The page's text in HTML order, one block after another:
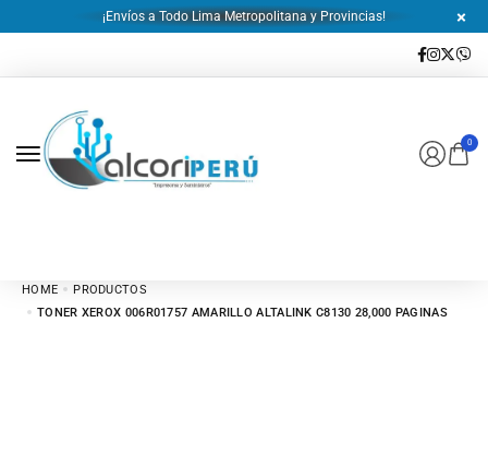
¡Envíos a Todo Lima Metropolitana y Provincias!
0
HOME
PRODUCTOS
TONER XEROX 006R01757 AMARILLO ALTALINK C8130 28,000 PAGINAS